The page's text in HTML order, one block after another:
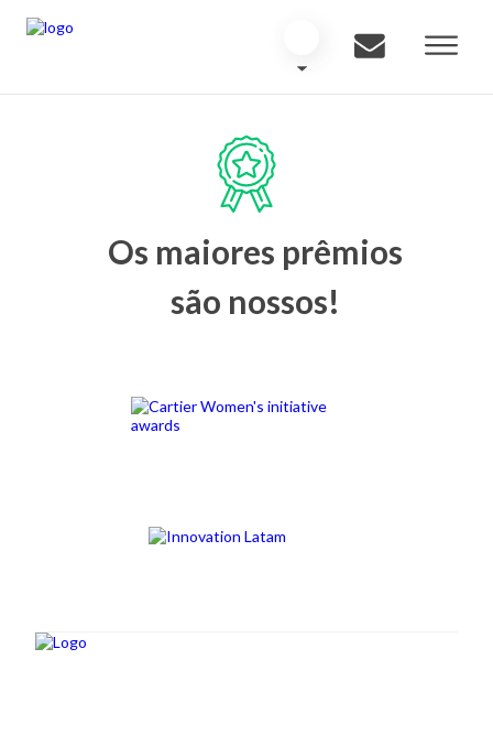
Os maiores prêmios
são nossos!